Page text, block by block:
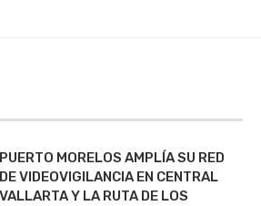
PUERTO MORELOS AMPLÍA SU RED
DE VIDEOVIGILANCIA EN CENTRAL
VALLARTA Y LA RUTA DE LOS